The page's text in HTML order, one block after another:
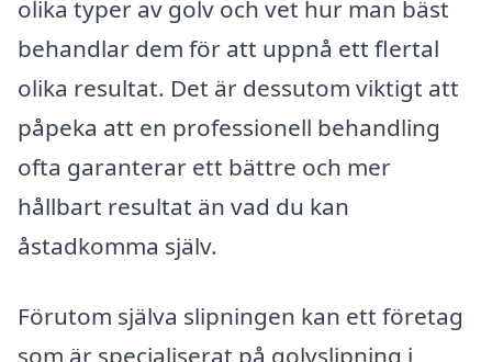
olika typer av golv och vet hur man bäst
behandlar dem för att uppnå ett flertal
olika resultat. Det är dessutom viktigt att
påpeka att en professionell behandling
ofta garanterar ett bättre och mer
hållbart resultat än vad du kan
åstadkomma själv.
Förutom själva slipningen kan ett företag
som är specialiserat på golvslipning i